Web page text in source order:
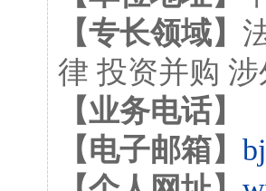
【专长领域】
律 投资并购
【业务电话】
【电子邮箱】